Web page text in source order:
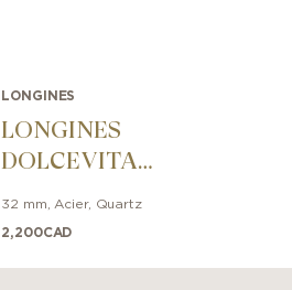
LONGINES
LONGINES
DOLCEVITA
32 mm Acier, Quartz
2,200CAD